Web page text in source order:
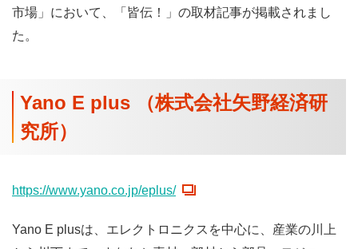
市場」において、「皆伝！」の取材記事が掲載されまし
た。
Yano E plus （株式会社矢野経済研
究所）
https://www.yano.co.jp/eplus/
Yano E plusは、エレクトロニクスを中心に、産業の川上